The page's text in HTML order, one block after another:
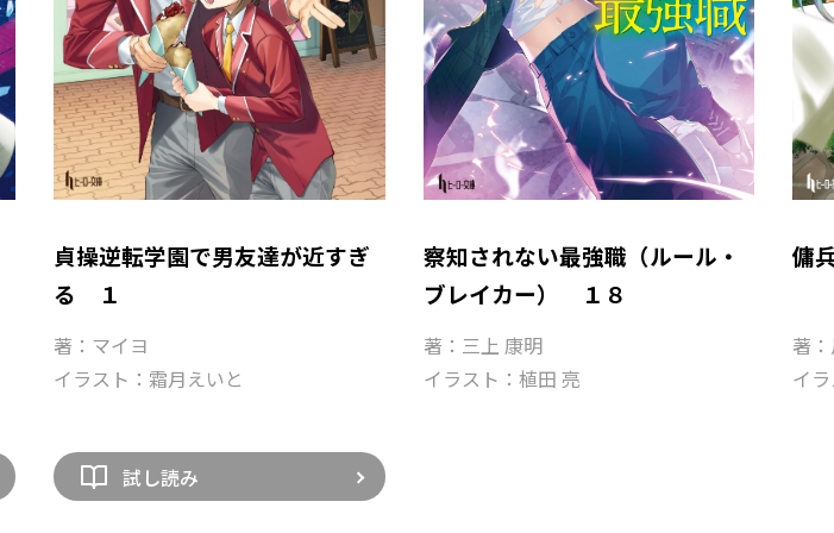
貞操逆転学園で男友達が近すぎ
る １
著：マイヨ
イラスト：霜月えいと
試し読み
察知されない最強職（ルール・
ブレイカー） １８
著：三上 康明
イラスト：植田 亮
傭
著
イ